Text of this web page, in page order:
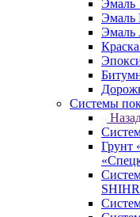
Эмаль
Эмаль
Системы
Грунт